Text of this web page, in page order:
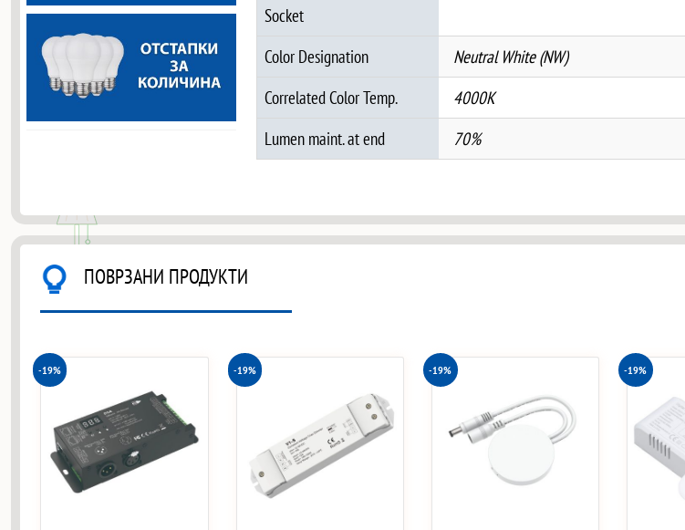
Socket
Color Designation
Neutral White (NW)
Correlated Color Temp.
4000K
Lumen maint. at end
70%
ПОВРЗАНИ ПРОДУКТИ
-19% -19% -19% -19%